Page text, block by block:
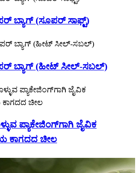
ಬ್ಯಾಗ್ (ಸೂಪರ್ ಸಾಫ್ಟ್)
ಬ್ಯಾಗ್ (ಹೀಟ್ ಸೀಲ್-ಸಬಲ್)
ಪ್ಯಾಕೇಜಿಂಗ್‌ಗಾಗಿ ಜೈವಿಕ
ಕಾಗದದ ಚೀಲ